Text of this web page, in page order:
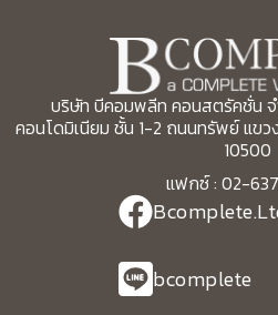
บริษัท บีคอมพลีท คอนสตรัคชั่น จ
คอนโดมิเนียม ชั้น 1-2 ถนนทรัพย์ แข
10500
แฟกซ์ : 02-
bcomplete